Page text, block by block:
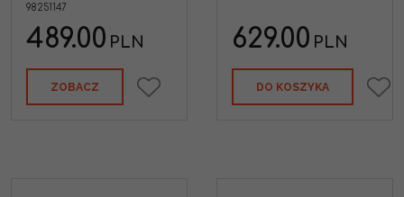
98251147
489.00 PLN
ZOBACZ
629.00 PLN
DO KOSZYKA